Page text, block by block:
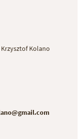
Kolano